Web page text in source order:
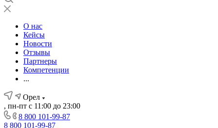
О нас
Кейсы
Новости
Отзывы
Партнеры
Компетенции
...
Орел
, пн-пт с 11:00 до 23:00
8 800 101-99-87
8 800 101-99-87